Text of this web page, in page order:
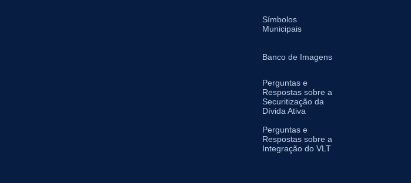
Símbolos
Municipais
Banco de Imagens
Perguntas e
Respostas sobre a
Securitização da
Dívida Ativa
Perguntas e
Respostas sobre a
Integração do VLT